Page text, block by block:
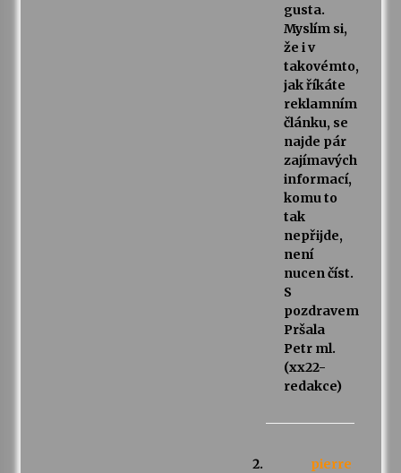
gusta.
Myslím si,
že i v
takovémto,
jak říkáte
reklamním
článku, se
najde pár
zajímavých
informací,
komu to
tak
nepřijde,
není
nucen číst.
S
pozdravem
Pršala
Petr ml.
(xx22-
redakce)
pierre